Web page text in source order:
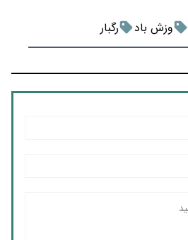
وزش باد رگبار